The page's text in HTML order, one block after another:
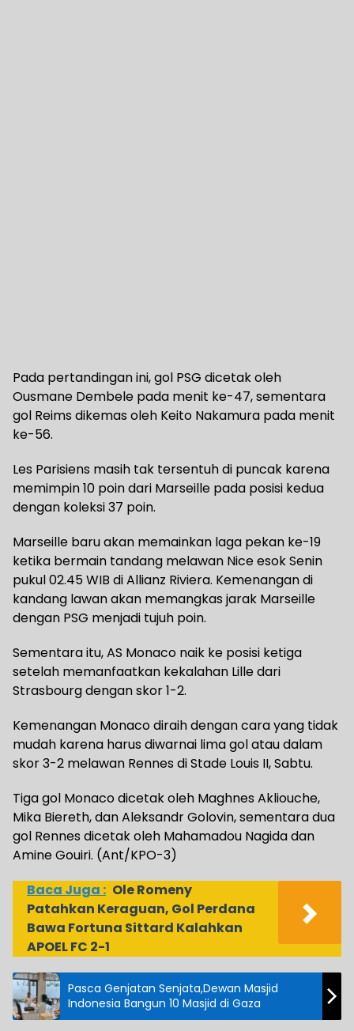
Pada pertandingan ini, gol PSG dicetak oleh
Ousmane Dembele pada menit ke-47, sementara
gol Reims dikemas oleh Keito Nakamura pada menit
ke-56.
Les Parisiens masih tak tersentuh di puncak karena
memimpin 10 poin dari Marseille pada posisi kedua
dengan koleksi 37 poin.
Marseille baru akan memainkan laga pekan ke-19
ketika bermain tandang melawan Nice esok Senin
pukul 02.45 WIB di Allianz Riviera. Kemenangan di
kandang lawan akan memangkas jarak Marseille
dengan PSG menjadi tujuh poin.
Sementara itu, AS Monaco naik ke posisi ketiga
setelah memanfaatkan kekalahan Lille dari
Strasbourg dengan skor 1-2.
Kemenangan Monaco diraih dengan cara yang tidak
mudah karena harus diwarnai lima gol atau dalam
skor 3-2 melawan Rennes di Stade Louis II, Sabtu.
Tiga gol Monaco dicetak oleh Maghnes Akliouche,
Mika Biereth, dan Aleksandr Golovin, sementara dua
gol Rennes dicetak oleh Mahamadou Nagida dan
Amine Gouiri. (Ant/KPO-3)
Baca Juga : Ole Romeny
Patahkan Keraguan, Gol Perdana
Bawa Fortuna Sittard Kalahkan
APOEL FC 2-1
Pasca Genjatan Senjata,Dewan Masjid
Indonesia Bangun 10 Masjid di Gaza